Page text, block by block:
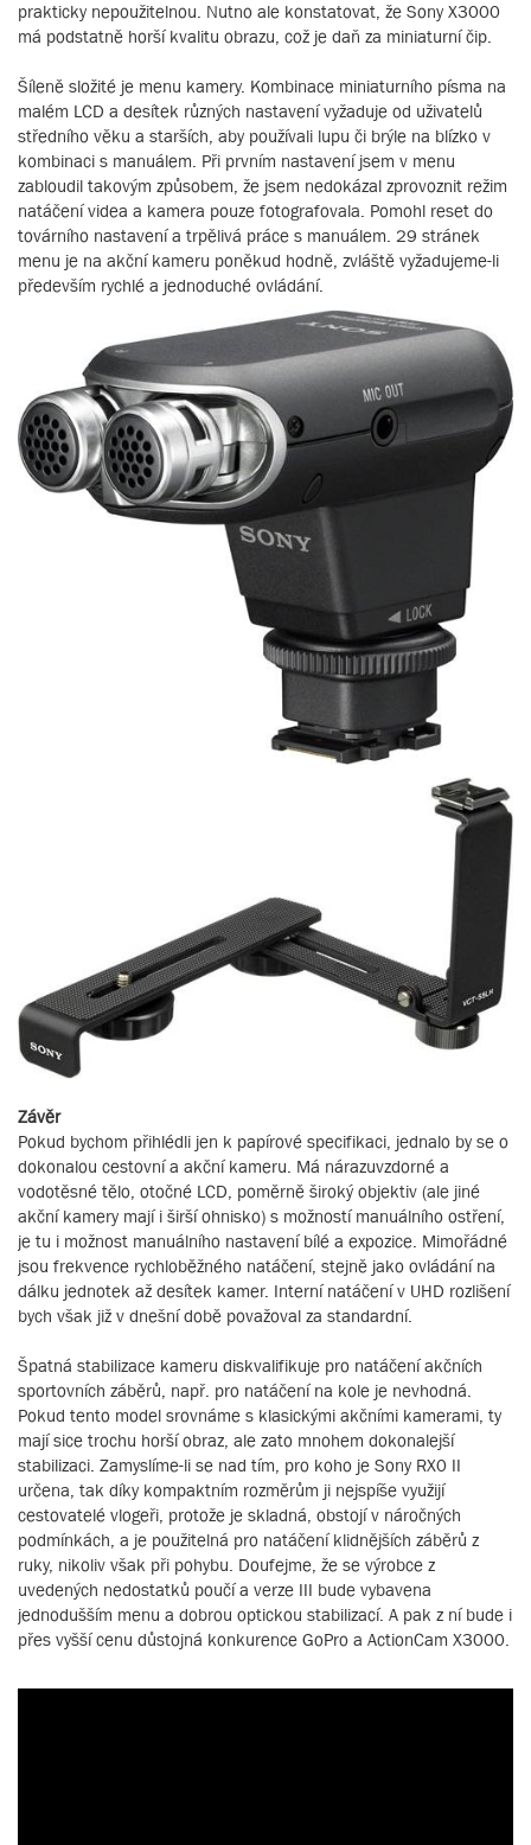
prakticky nepoužitelnou. Nutno ale konstatovat, že Sony X3000
má podstatně horší kvalitu obrazu, což je daň za miniaturní čip.
Šíleně složité je menu kamery. Kombinace miniaturního písma na
malém LCD a desítek různých nastavení vyžaduje od uživatelů
středního věku a starších, aby používali lupu či brýle na blízko v
kombinaci s manuálem. Při prvním nastavení jsem v menu
zabloudil takovým způsobem, že jsem nedokázal zprovoznit režim
natáčení videa a kamera pouze fotografovala. Pomohl reset do
továrního nastavení a trpělivá práce s manuálem. 29 stránek
menu je na akční kameru poněkud hodně, zvláště vyžadujeme-li
především rychlé a jednoduché ovládání.
Závěr
Pokud bychom přihlédli jen k papírové specifikaci, jednalo by se o
dokonalou cestovní a akční kameru. Má nárazuvzdorné a
vodotěsné tělo, otočné LCD, poměrně široký objektiv (ale jiné
akční kamery mají i širší ohnisko) s možností manuálního ostření,
je tu i možnost manuálního nastavení bílé a expozice. Mimořádné
jsou frekvence rychloběžného natáčení, stejně jako ovládání na
dálku jednotek až desítek kamer. Interní natáčení v UHD rozlišení
bych však již v dnešní době považoval za standardní.
Špatná stabilizace kameru diskvalifikuje pro natáčení akčních
sportovních záběrů, např. pro natáčení na kole je nevhodná.
Pokud tento model srovnáme s klasickými akčními kamerami, ty
mají sice trochu horší obraz, ale zato mnohem dokonalejší
stabilizaci. Zamyslíme-li se nad tím, pro koho je Sony RX0 II
určena, tak díky kompaktním rozměrům ji nejspíše využijí
cestovatelé vlogeři, protože je skladná, obstojí v náročných
podmínkách, a je použitelná pro natáčení klidnějších záběrů z
ruky, nikoliv však při pohybu. Doufejme, že se výrobce z
uvedených nedostatků poučí a verze III bude vybavena
jednodušším menu a dobrou optickou stabilizací. A pak z ní bude i
přes vyšší cenu důstojná konkurence GoPro a ActionCam X3000.